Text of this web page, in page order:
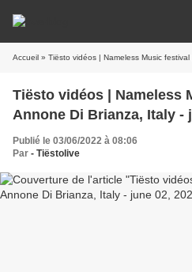
Accueil » Tiësto vidéos | Nameless Music festival
Tiësto vidéos | Nameless
Annone Di Brianza, Italy -
Publié le 03/06/2022 à 08:06
Par - Tiëstolive